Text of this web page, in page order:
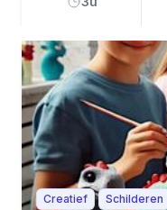
Creatief Schilderen